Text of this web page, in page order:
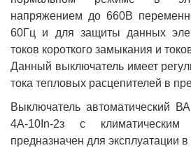
напряжением до 660В
60Гц и для защиты данных
токов короткого замыкания и
Данный выключатель имеет
тока тепловых расцепителей в
Выключатель автоматический
4А-10In-2з с
предназначен для эксплуатации